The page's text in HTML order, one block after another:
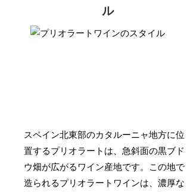
ル
スペイン北東部のカタルーニャ地方に位
置するプリオラートは、急斜面の黒ブド
ウ畑が広がるワイン産地です。この地で
造られるプリオラートワインは、濃厚な